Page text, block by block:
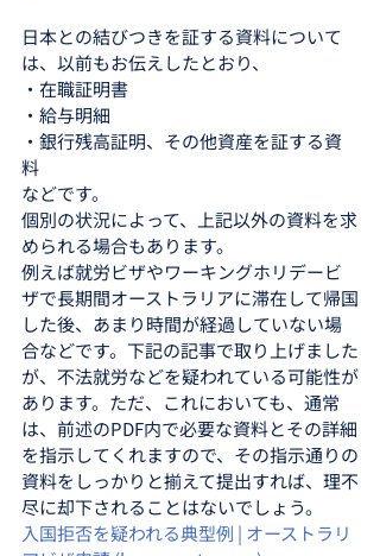
日本との結びつきを証する資料について
は、以前もお伝えしたとおり、
・在職証明書
・給与明細
・銀行残高証明、その他資産を証する資
料
などです。
個別の状況によって、上記以外の資料を求
められる場合もあります。
例えば就労ビザやワーキングホリデービ
ザで長期間オーストラリアに滞在して帰国
した後、あまり時間が経過していない場
合などです。下記の記事で取り上げました
が、不法就労などを疑われている可能性が
あります。ただ、これにおいても、通常
は、前述のPDF内で必要な資料とその詳細
を指示してくれますので、その指示通りの
資料をしっかりと揃えて提出すれば、理不
尽に却下されることはないでしょう。
入国拒否を疑われる典型例 | オーストラリ